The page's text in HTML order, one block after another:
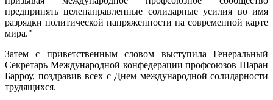
предпринять целенаправленные солидарные усилия во имя
разрядки политической напряженности на современной карте
мира."
Затем с приветственным словом выступила Генеральный
Секретарь Международной конфедерации профсоюзов Шаран
Барроу, поздравив всех с Днем международной солидарности
трудящихся.